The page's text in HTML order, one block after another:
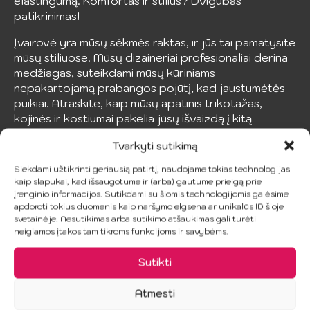
Tvarkyti sutikimą
Siekdami užtikrinti geriausią patirtį, naudojame tokias technologijas
kaip slapukai, kad išsaugotume ir (arba) gautume prieigą prie
įrenginio informacijos. Sutikdami su šiomis technologijomis galėsime
apdoroti tokius duomenis kaip naršymo elgsena ar unikalūs ID šioje
svetainėje. Nesutikimas arba sutikimo atšaukimas gali turėti
neigiamos įtakos tam tikroms funkcijoms ir savybėms.
Sutikti
Atmesti
patikrinimas!
Įvairovė yra mūsų sėkmės raktas, ir jūs tai pamatysite
mūsų stiliuose. Mūsų dizaineriai profesionaliai derina
medžiagas, suteikdami mūsų kūriniams
nepakartojamą prabangos pojūtį, kad jaustumėtės
puikiai. Atraskite, kaip mūsų apatinis trikotažas,
kojinės ir kostiumai pakelia jūsų išvaizdą į kitą
lygmenį.
Panašūs produktai
AKCIJA!
SUBBLIME –